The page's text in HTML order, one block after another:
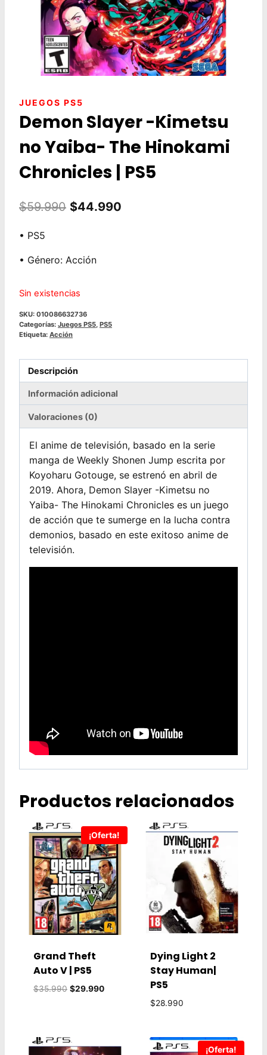
JUEGOS PS5
Demon Slayer -Kimetsu
no Yaiba- The Hinokami
Chronicles | PS5
$59.990 El
era:
$44.990
• PS5
• Género: Acción
Sin existencias
SKU: 010086632736
Categorías: Juegos PS5 PS5
Etiqueta: Acción
Descripción
Información adicional
Valoraciones (0)
El anime de televisión, basado en la serie
manga de Weekly Shonen Jump escrita por
Koyoharu Gotouge, se estrenó en abril de
2019. Ahora, Demon Slayer -Kimetsu no
Yaiba- The Hinokami Chronicles es un juego
de acción que te sumerge en la lucha contra
demonios, basado en este exitoso anime de
televisión.
Productos relacionados
¡Oferta!
Grand Theft
Auto V | PS5
$35.990 El
$35.990.
$29.990El
Dying Light 2
Stay Human|
PS5
$28.990
¡Oferta!